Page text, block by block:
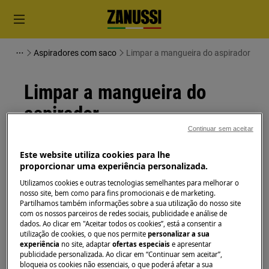
Aspiradores com saco Limpar a mangueira do aspirador
Limpar a mangueira do
aspirador
Questão:
Limpar a mangueira do aspirador
Aplica-se a:
Aspirador de pó
Aspirador sem saco
Este website utiliza cookies para lhe
proporcionar uma experiência personalizada.
Utilizamos cookies e outras tecnologias semelhantes para melhorar o
nosso site, bem como para fins promocionais e de marketing.
Partilhamos também informações sobre a sua utilização do nosso site
com os nossos parceiros de redes sociais, publicidade e análise de
dados. Ao clicar em "Aceitar todos os cookies”, está a consentir a
utilização de cookies, o que nos permitepersonalizar a sua
experiência no site, adaptarofertas especiaise apresentar
publicidade personalizada. Ao clicar em “Continuar sem aceitar”,
bloqueia os cookies não essenciais, o que poderá afetar a sua
Continuar sem aceitar